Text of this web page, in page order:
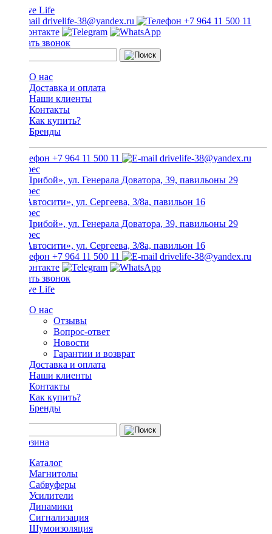
drivelife-38@yandex.ru +7 964 11 500 11
Заказать звонок
О нас
Доставка и оплата
Наши клиенты
Контакты
Как купить?
Бренды
+7 964 11 500 11 drivelife-38@yandex.ru
ТЦ «Прибой», ул. Генерала Доватора, 39, павильоны 29
ТЦ «Автосити», ул. Сергеева, 3/8а, павильон 16
ТЦ «Прибой», ул. Генерала Доватора, 39, павильоны 29
ТЦ «Автосити», ул. Сергеева, 3/8а, павильон 16
+7 964 11 500 11
drivelife-38@yandex.ru
Заказать звонок
О нас
Отзывы
Вопрос-ответ
Новости
Гарантии и возврат
Доставка и оплата
Наши клиенты
Контакты
Как купить?
Бренды
Каталог
Магнитолы
Сабвуферы
Усилители
Динамики
Сигнализация
Шумоизоляция